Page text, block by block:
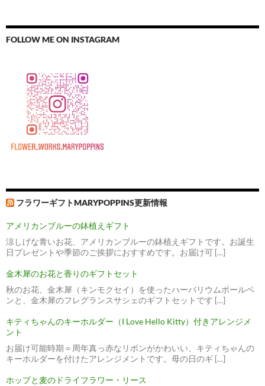
FOLLOW ME ON INSTAGRAM
フラワーギフトMARYPOPPINS更新情報
アメリカンブルーの鉢植えギフト
涼しげな青いお花、アメリカンブルーの鉢植えギフトです。お誕生
日プレゼントや季節のご挨拶におすすめです。お届け可 […]
金木犀のお花と香りのギフトセット
秋のお花、金木犀（キンモクセイ）を使ったハーバリウムボールペ
ンと、金木犀のフレグランスサシェのギフトセットです […]
キティちゃんのキーホルダー（I Love Hello Kitty）付きアレンジメ
ント
お届け可能時期＝周年真っ赤なリボンがかわいい、キティちゃんの
キーホルダーを付けたアレンジメントです。母の日のギ […]
ホップと麦のドライフラワー・リース